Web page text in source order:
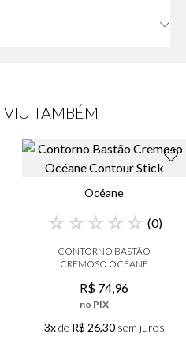
TAMBÉM
Océane
☆ ☆ ☆ ☆ ☆ (0)
CONTORNO BASTÃO
CREMOSO OCÉANE
R$ 74,96
no PIX
3xde R$ 26,30sem juros